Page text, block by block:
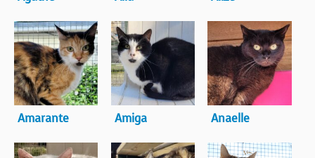
BOUTIQUE
FORUM
Amarante Amiga Anaelle